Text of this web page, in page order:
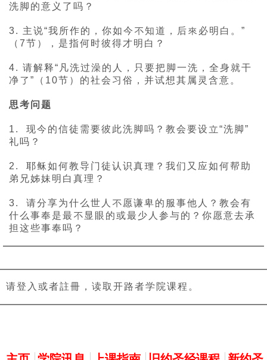
洗脚的意义了吗？
3. 主说“我所作的，你如今不知道，后來必明白。”
（7节），是指何时彼得才明白？
4. 请解释“凡洗过澡的人，只要把脚一洗，全身就干
净了”（10节）的社会习俗，并试想其属灵含意。
思考问题
1. 现今的信徒需要彼此洗脚吗？教会要设立“洗脚”
礼吗？
2. 耶稣如何教导门徒认识真理？我们又应如何帮助
弟兄姊妹明白真理？
3. 请分享为什么世人不愿谦卑的服事他人？教会有
什么事奉是最不显眼的或最少人参与的？你愿意去承
担这些事奉吗？
请登入或者註冊，读取开路者学院课程。
主選單